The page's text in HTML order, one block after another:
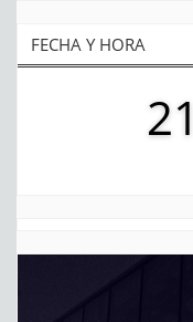
FECHA Y HORA
21